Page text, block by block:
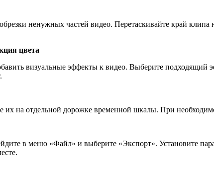
ненужных частей видео. Перетаскивайте край
цвета
визуальные эффекты к видео. Выберите подходящий
на отдельной дорожке временной шкалы. При
в меню «Файл» и выберите «Экспорт». Установите